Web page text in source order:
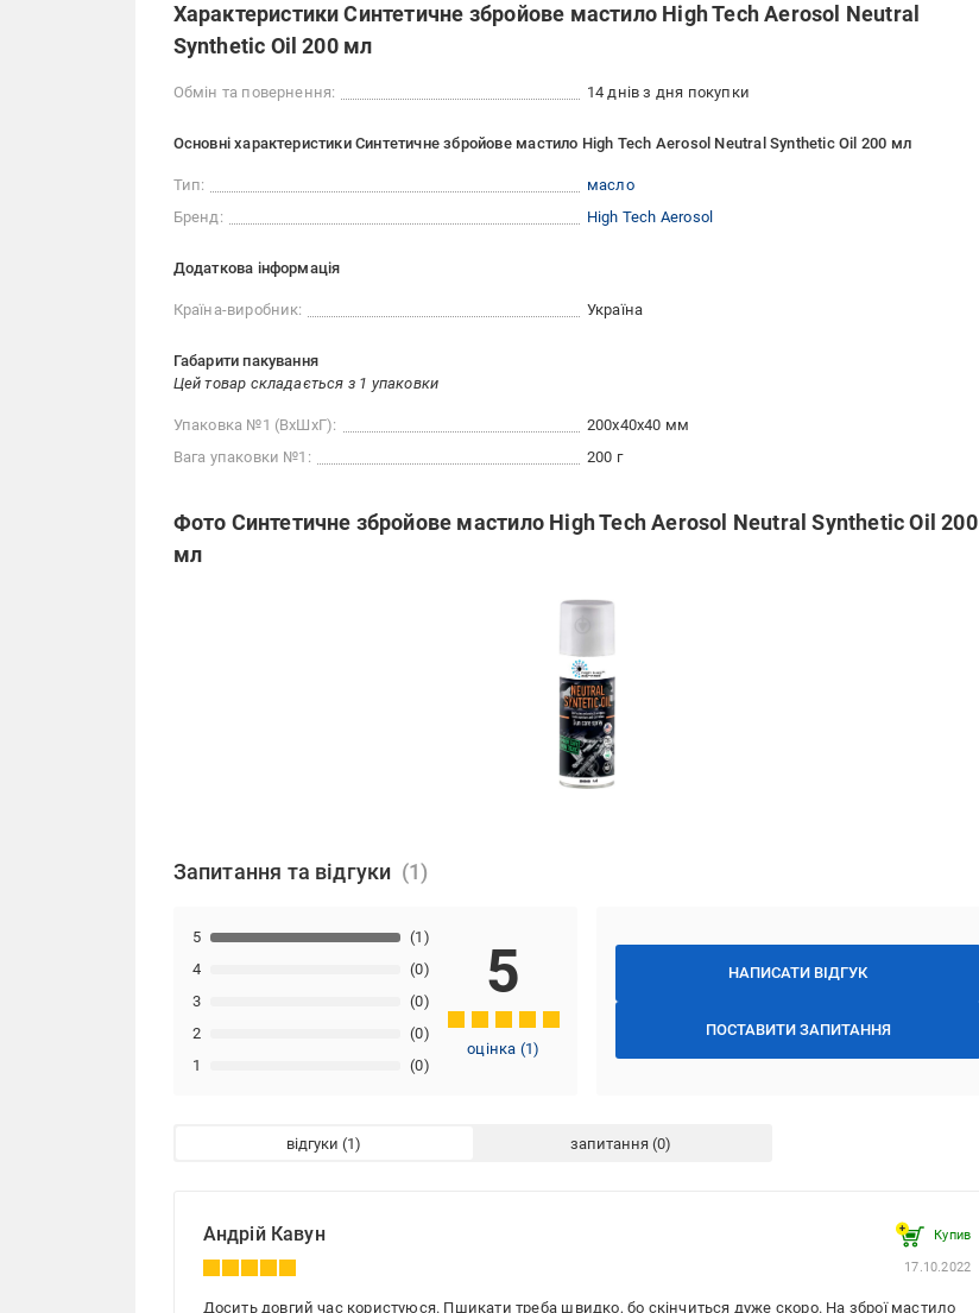
Характеристики Синтетичне збройове мастило High Tech Aerosol Neutral
Synthetic Oil 200 мл
Обмін та повернення: 14 днів з дня покупки
Основні характеристики Синтетичне збройове мастило High Tech Aerosol Neutral Synthetic Oil 200 мл
Тип:
масло
Бренд:
High Tech Aerosol
Додаткова інформація
Країна-виробник: Україна
Габарити пакування
Цей товар складається з 1 упаковки
Упаковка №1 (ВхШхГ):
200x40x40 мм
Вага упаковки №1:
200 г
Фото Синтетичне збройове мастило High Tech Aerosol Neutral Synthetic Oil 200
мл
Запитання та відгуки
НАПИСАТИ ВІДГУК
ПОСТАВИТИ ЗАПИТАННЯ
1 (0)
2 (0)
3 (0)
4 (0)
5 (1)
5
оцінка (1)
відгуки запитання
Андрій Кавун Купив
17.10.2022
Досить довгий час користуюся. Пшикати треба швидко, бо скінчиться дуже скоро. На зброї мастило